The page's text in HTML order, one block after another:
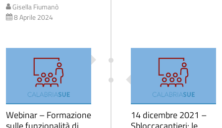
Gisella Fiumanò
8 Aprile 2024
Webinar – Formazione
14 dicembre 2021 –